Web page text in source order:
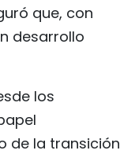
que, con
desarrollo
los
de la transición